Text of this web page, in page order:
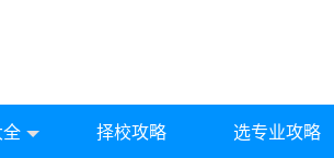
择校攻略 选专业攻略